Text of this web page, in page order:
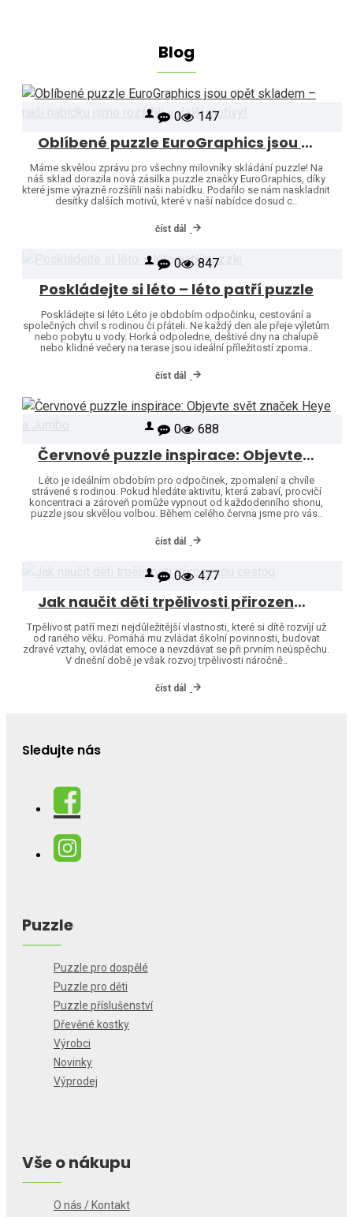
Blog
0 147
Oblíbené puzzle EuroGraphics jsou opět skladem – naši nabídku jsme rozšířili o další motivy!
Máme skvělou zprávu pro všechny milovníky skládání puzzle! Na
náš sklad dorazila nová zásilka puzzle značky EuroGraphics, díky
které jsme výrazně rozšířili naši nabídku. Podařilo se nám naskladnit
desítky dalších motivů, které v naší nabídce dosud c..
číst dál
0 847
Poskládejte si léto – léto patří puzzle
Poskládejte si léto Léto je obdobím odpočinku, cestování a
společných chvil s rodinou či přáteli. Ne každý den ale přeje výletům
nebo pobytu u vody. Horká odpoledne, deštivé dny na chalupě
nebo klidné večery na terase jsou ideální příležitostí zpoma..
číst dál
0 688
Červnové puzzle inspirace: Objevte svět značek Heye a Jumbo
Léto je ideálním obdobím pro odpočinek, zpomalení a chvíle
strávené s rodinou. Pokud hledáte aktivitu, která zabaví, procvičí
koncentraci a zároveň pomůže vypnout od každodenního shonu,
puzzle jsou skvělou volbou. Během celého června jsme pro vás..
číst dál
0 477
Jak naučit děti trpělivosti přirozenou cestou
Trpělivost patří mezi nejdůležitější vlastnosti, které si dítě rozvíjí už
od raného věku. Pomáhá mu zvládat školní povinnosti, budovat
zdravé vztahy, ovládat emoce a nevzdávat se při prvním neúspěchu.
V dnešní době je však rozvoj trpělivosti náročně..
číst dál
Sledujte nás
Puzzle
Puzzle pro dospělé
Puzzle pro děti
Puzzle příslušenství
Dřevěné kostky
Výrobci
Novinky
Výprodej
Vše o nákupu
O nás / Kontakt